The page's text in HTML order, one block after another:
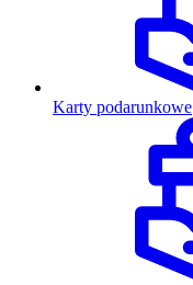
Karty podarunkowe